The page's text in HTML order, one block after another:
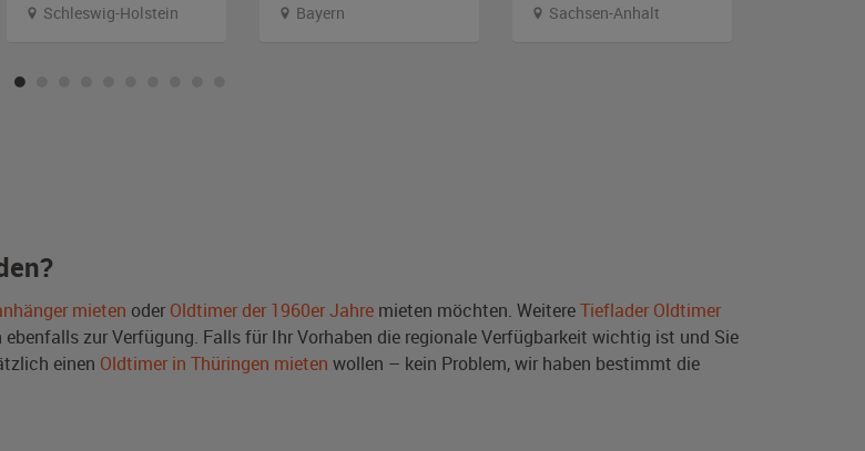
Schleswig-Holstein
Bayern
Sachsen-Anhalt
mieten oder Oldtimer der 1960er Jahre mieten möchten. WeitereTieflader Oldtimer
zur Verfügung. Falls für Ihr Vorhaben die regionale Verfügbarkeit wichtig ist und Sie
einen Oldtimer in Thüringen mieten wollen – kein Problem, wir haben bestimmt die